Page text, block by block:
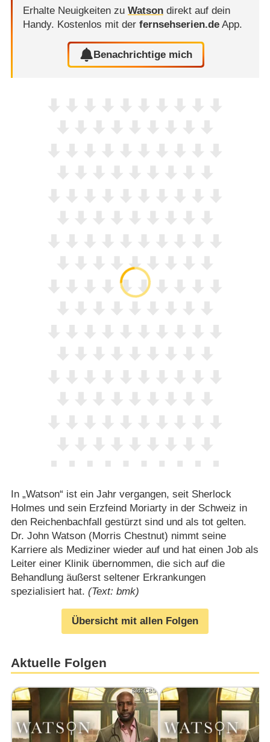
Erhalte Neuigkeiten zu Watsondirekt auf dein
Handy. Kostenlos mit der fernsehserien.deApp.
Benachrichtige mich
In „Watson“ ist ein Jahr vergangen, seit Sherlock
Holmes und sein Erzfeind Moriarty in der Schweiz in
den Reichenbachfall gestürzt sind und als tot gelten.
Dr. John Watson (Morris Chestnut) nimmt seine
Karriere als Mediziner wieder auf und hat einen Job als
Leiter einer Klinik übernommen, die sich auf die
Behandlung äußerst seltener Erkrankungen
spezialisiert hat. (Text: bmk)
Übersicht mit allen Folgen
Aktuelle Folgen
Bild: CBS